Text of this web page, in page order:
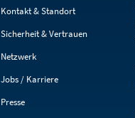
Navigation
Kontakt & Standort
Sicherheit & Vertrauen
Netzwerk
Jobs / Karriere
Presse